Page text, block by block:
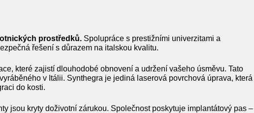
prostředků. Spolupráce s prestižními univerzitami a
řešení s důrazem na italskou kvalitu.
které zajistí dlouhodobé obnovení a udržení vašeho úsměvu. Tato
v Itálii. Synthegra je jediná laserová povrchová úprava, která
do kosti.
jsou kryty doživotní zárukou. Společnost poskytuje implantátový pas –